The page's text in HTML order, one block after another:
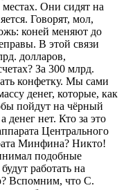
Они сидят на
Говорят, мол,
коней меняют до
В этой связи
долларов,
За 300 млрд.
конфетку. Мы сами
денег, которые, как
пойдут на чёрный
денег нет. Кто за это
Центрального
Минфина? Никто!
подобные
работать на
Вспомним, что С.